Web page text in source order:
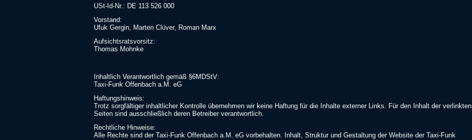
USt-Id-Nr.: DE 113 526 000
Vorstand:
Ufuk Gergin, Marten Clüver, Roman Marx
Aufsichtsratsvorsitz:
Thomas Mohnke
Inhaltlich Verantwortlich gemäß §6MDStV:
Taxi-Funk Offenbach a.M. eG
Haftungshinweis:
Trotz sorgfältiger inhaltlicher Kontrolle übernehmen wir keine Haftung für die Inhalte externer Links. Für den Inhalt der verlinkten
Seiten sind ausschließlich deren Betreiber verantwortlich.
Rechtliche Hinweise:
Alle Rechte sind der Taxi-Funk Offenbach a.M. eG vorbehalten. Inhalt, Struktur und Gestaltung der Website der Taxi-Funk